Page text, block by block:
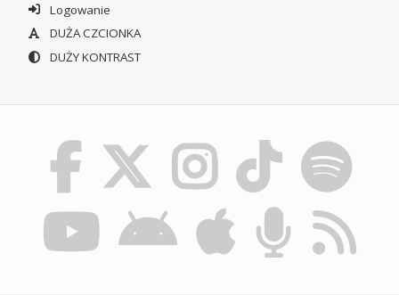
Logowanie
DUŻA CZCIONKA
DUŻY KONTRAST